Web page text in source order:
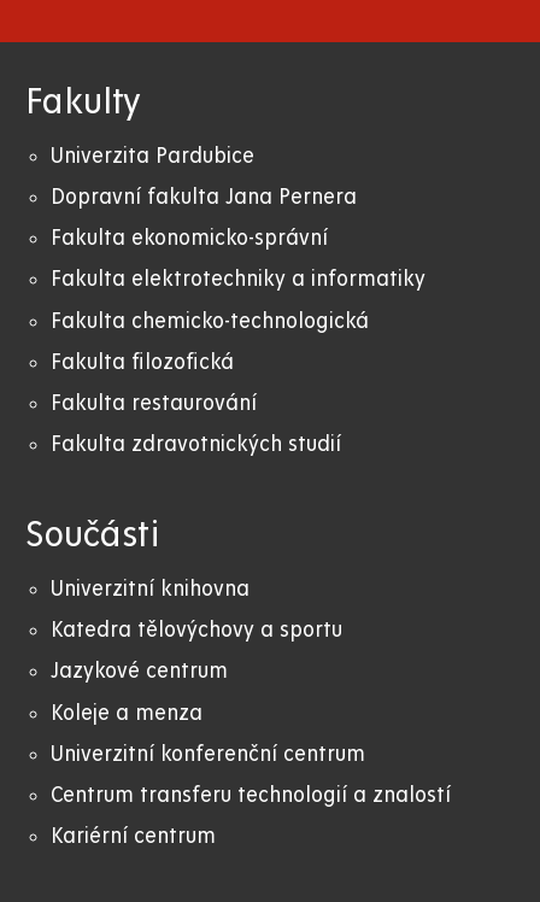
Fakulty
Univerzita Pardubice
Dopravní fakulta Jana Pernera
Fakulta ekonomicko-správní
Fakulta elektrotechniky a informatiky
Fakulta chemicko-technologická
Fakulta filozofická
Fakulta restaurování
Fakulta zdravotnických studií
Součásti
Univerzitní knihovna
Katedra tělovýchovy a sportu
Jazykové centrum
Koleje a menza
Univerzitní konferenční centrum
Centrum transferu technologií a znalostí
Kariérní centrum